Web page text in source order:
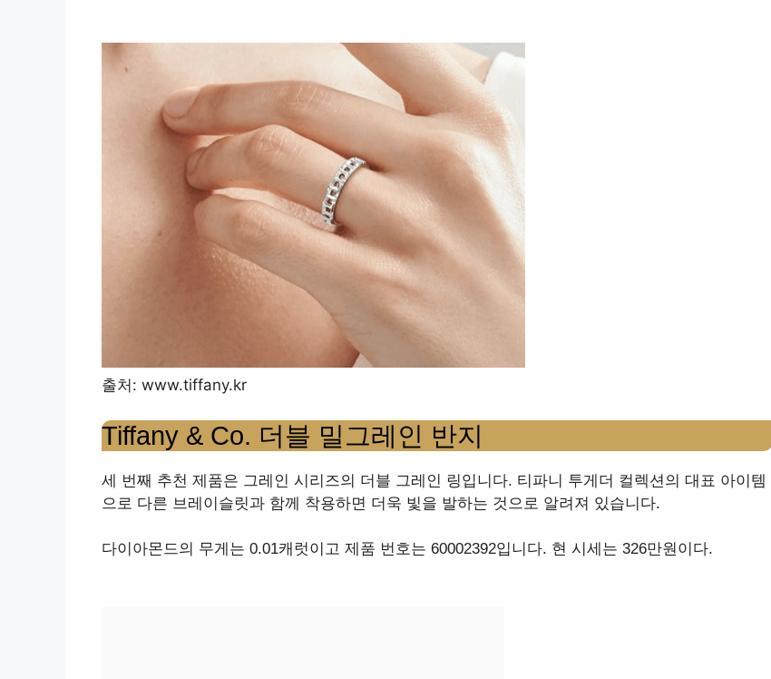
출처: www.tiffany.kr
Tiffany & Co. 더블 밀그레인 반지
세 번째 추천 제품은 그레인 시리즈의 더블 그레인 링입니다. 티파니 투게더 컬렉션의 대표 아이템
으로 다른 브레이슬릿과 함께 착용하면 더욱 빛을 발하는 것으로 알려져 있습니다.
다이아몬드의 무게는 0.01캐럿이고 제품 번호는 60002392입니다. 현 시세는 326만원이다.